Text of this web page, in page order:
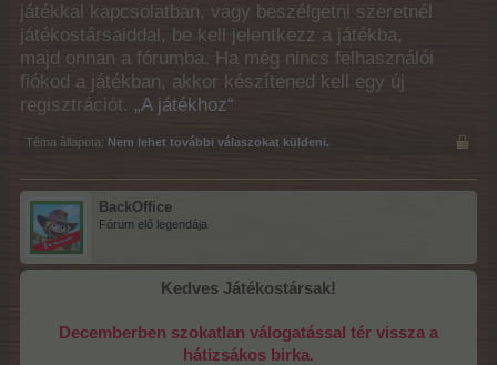
játékkal kapcsolatban, vagy beszélgetni szeretnél
játékostársaiddal, be kell jelentkezz a játékba,
majd onnan a fórumba. Ha még nincs felhasználói
fiókod a játékban, akkor készítened kell egy új
regisztrációt. „A játékhoz“
Téma állapota: Nem lehet további válaszokat küldeni.
BackOffice
Fórum elő legendája
Kedves Játékostársak!
Decemberben szokatlan válogatással tér vissza a
hátizsákos birka.